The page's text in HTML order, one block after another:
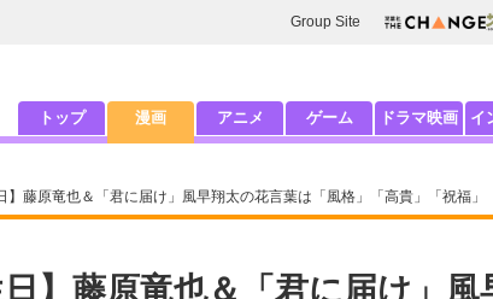
Group Site
トップ 漫画 アニメ ゲーム ドラマ映画 イ
】藤原竜也＆「君に届け」風早翔太の花言葉は「風格」「高貴」「祝福」
日】藤原竜也＆「君に届け」